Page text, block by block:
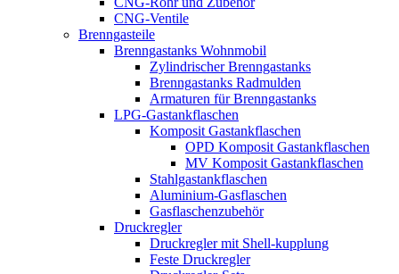
CNG-Ventile
Brenngasteile
Brenngastanks Wohnmobil
Zylindrischer Brenngastanks
Brenngastanks Radmulden
Armaturen für Brenngastanks
LPG-Gastankflaschen
Komposit Gastankflaschen
OPD Komposit Gastankflaschen
MV Komposit Gastankflaschen
Stahlgastankflaschen
Aluminium-Gasflaschen
Gasflaschenzubehör
Druckregler
Druckregler mit Shell-kupplung
Feste Druckregler